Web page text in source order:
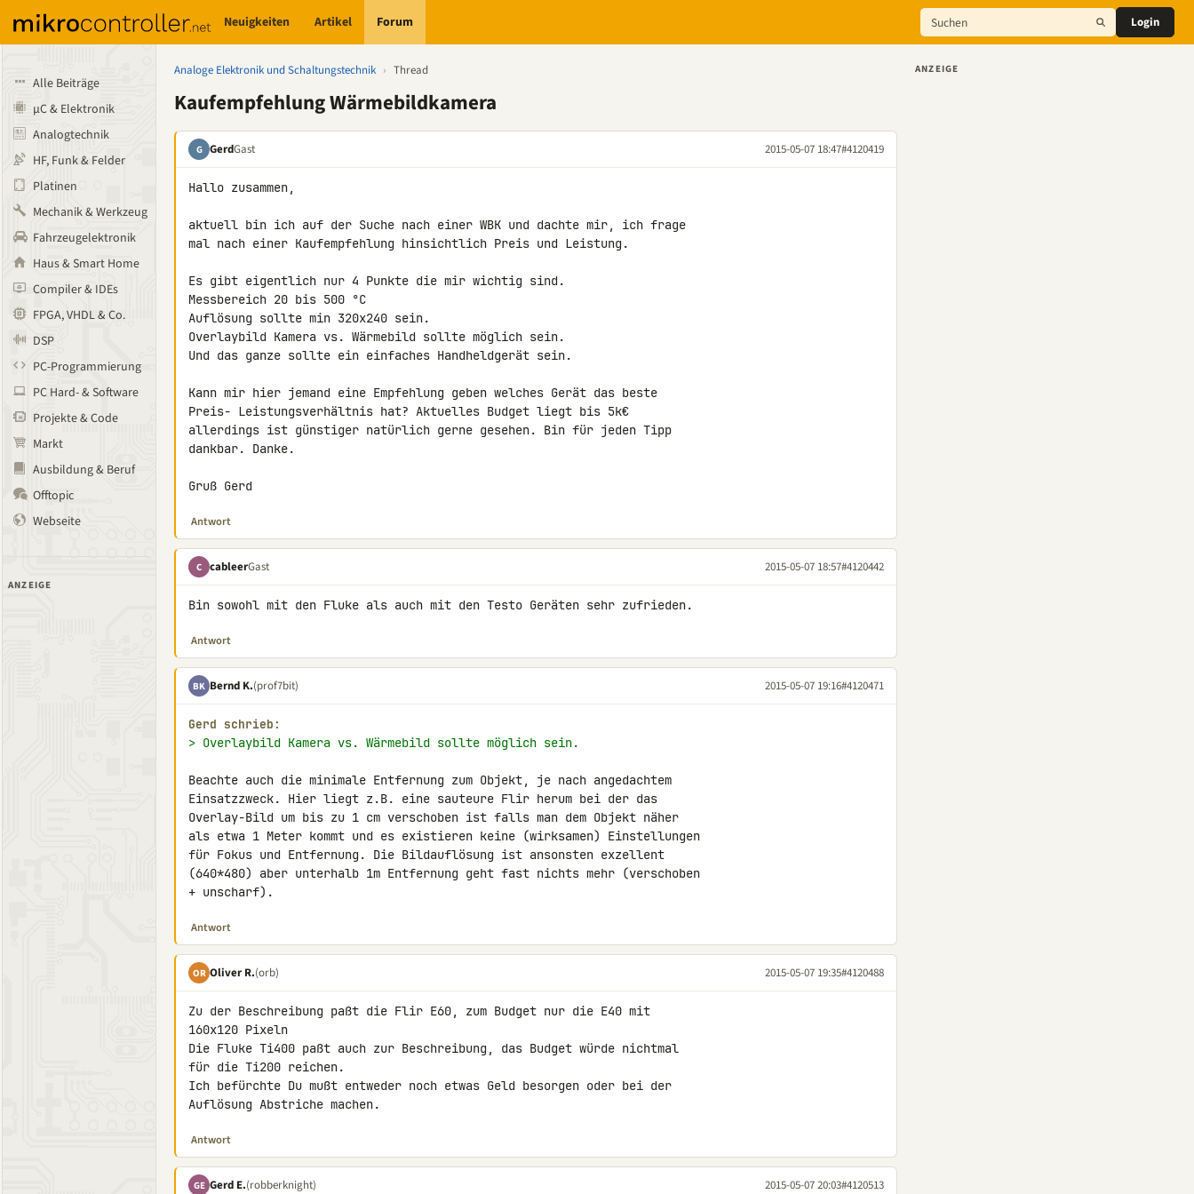
Neuigkeiten Artikel Forum Login
Alle Beiträge
µC & Elektronik
Analogtechnik
HF, Funk & Felder
Platinen
Mechanik & Werkzeug
Fahrzeugelektronik
Haus & Smart Home
Compiler & IDEs
FPGA, VHDL & Co.
DSP
PC-Programmierung
PC Hard- & Software
Projekte & Code
Markt
Ausbildung & Beruf
Offtopic
Webseite
ANZEIGE
Analoge Elektronik und Schaltungstechnik › Thread
Kaufempfehlung Wärmebildkamera
G GerdGast 2015-05-07 18:47#4120419
Hallo zusammen,
aktuell bin ich auf der Suche nach einer WBK und dachte mir, ich frage
mal nach einer Kaufempfehlung hinsichtlich Preis und Leistung.
Es gibt eigentlich nur 4 Punkte die mir wichtig sind.
Messbereich 20 bis 500 °C
Auflösung sollte min 320x240 sein.
Overlaybild Kamera vs. Wärmebild sollte möglich sein.
Und das ganze sollte ein einfaches Handheldgerät sein.
Kann mir hier jemand eine Empfehlung geben welches Gerät das beste
Preis- Leistungsverhältnis hat? Aktuelles Budget liegt bis 5k€
allerdings ist günstiger natürlich gerne gesehen. Bin für jeden Tipp
dankbar. Danke.
Gruß Gerd
Antwort
C cableerGast 2015-05-07 18:57#4120442
Bin sowohl mit den Fluke als auch mit den Testo Geräten sehr zufrieden.
Antwort
BK Bernd K.(prof7bit) 2015-05-07 19:16#4120471
Gerd schrieb:
> Overlaybild Kamera vs. Wärmebild sollte möglich sein.
Beachte auch die minimale Entfernung zum Objekt, je nach angedachtem
Einsatzzweck. Hier liegt z.B. eine sauteure Flir herum bei der das
Overlay-Bild um bis zu 1 cm verschoben ist falls man dem Objekt näher
als etwa 1 Meter kommt und es existieren keine (wirksamen) Einstellungen
für Fokus und Entfernung. Die Bildauflösung ist ansonsten exzellent
(640*480) aber unterhalb 1m Entfernung geht fast nichts mehr (verschoben
+ unscharf).
Antwort
OR Oliver R.(orb) 2015-05-07 19:35#4120488
Zu der Beschreibung paßt die Flir E60, zum Budget nur die E40 mit
160x120 Pixeln
Die Fluke Ti400 paßt auch zur Beschreibung, das Budget würde nichtmal
für die Ti200 reichen.
Ich befürchte Du mußt entweder noch etwas Geld besorgen oder bei der
Auflösung Abstriche machen.
Antwort
GE Gerd E.(robberknight) 2015-05-07 20:03#4120513
ANZEIGE